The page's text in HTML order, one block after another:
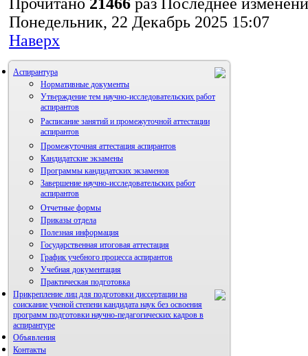
Понедельник, 22 Декабрь 2025 15:07
Наверх
Аспирантура
Нормативные документы
Утверждение тем научно-исследовательских работ
аспирантов
Расписание занятий и промежуточной аттестации
аспирантов
Промежуточная аттестация аспирантов
Кандидатские экзамены
Программы кандидатских экзаменов
Завершение научно-исследовательских работ
аспирантов
Отчетные формы
Приказы отдела
Полезная информация
Государственная итоговая аттестация
График учебного процесса аспирантов
Учебная документация
Практическая подготовка
Прикрепление лиц для подготовки диссертации на
соискание ученой степени кандидата наук без освоения
программ подготовки научно-педагогических кадров в
аспирантуре
Объявления
Контакты